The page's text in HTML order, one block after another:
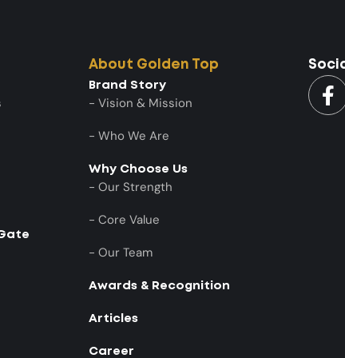
About Golden Top
Brand Story
- Vision & Mission
- Who We Are
Why Choose Us
- Our Strength
- Core Value
- Our Team
Awards & Recognition
Articles
Career